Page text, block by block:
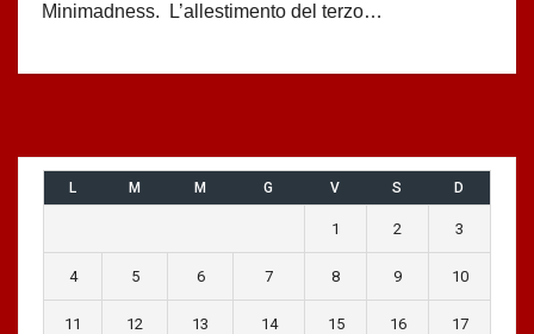
Minimadness. L’allestimento del terzo…
L M M G V S D
1 2 3
4 5 6 7 8 9 10
11 12 13 14 15 16 17